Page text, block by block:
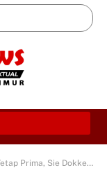
di Pos Pengamanan Ops.Ketupat Mahakam 2026